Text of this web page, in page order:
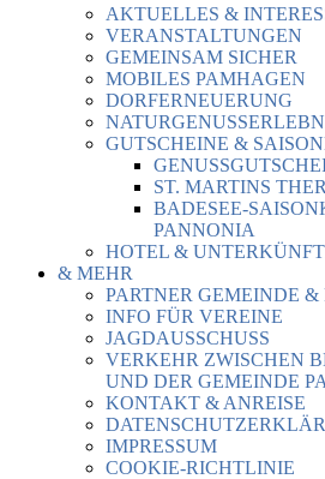
AKTUELLES &
VERANSTALTUNGEN
GEMEINSAM SICHER
MOBILES PAMHAGEN
DORFERNEUERUNG
GUTSCHEINE &
ST. MARTINS
BADESEE-
PANNONIA
HOTEL &
& MEHR
PARTNER GEMEINDE &
INFO FÜR VEREINE
JAGDAUSSCHUSS
VERKEHR ZWISCHEN
UND DER GEMEINDE
KONTAKT & ANREISE
IMPRESSUM
COOKIE-RICHTLINIE